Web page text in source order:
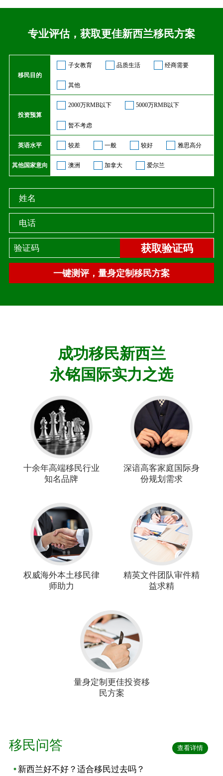
专业评估，获取更佳新西兰移民方案
移民目的
投资预算
英语水平
其他国家意向
子女教育 品质生活 经商需要
其他
2000万RMB以下 5000万RMB以下
暂不考虑
较差 一般 较好 雅思高分
澳洲 加拿大 爱尔兰
姓名
电话
获取验证码
一键测评，量身定制移民方案
成功移民新西兰
永铭国际实力之选
十余年高端移民行业
知名品牌
深谙高客家庭国际身
份规划需求
权威海外本土移民律
师助力
精英文件团队审件精
益求精
量身定制更佳投资移
民方案
移民问答 查看详情
新西兰好不好？适合移民过去吗？